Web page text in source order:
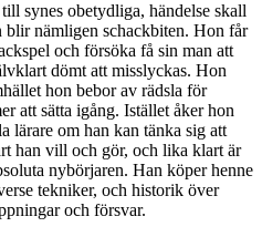
synes obetydliga, händelse skall
nämligen schackbiten. Hon får
och försöka få sin man att
dömt att misslyckas. Hon
hon bebor av rädsla för
att sätta igång. Istället åker hon
lärare om han kan tänka sig att
han vill och gör, och lika klart är
nybörjaren. Han köper henne
tekniker, och historik över
och försvar.